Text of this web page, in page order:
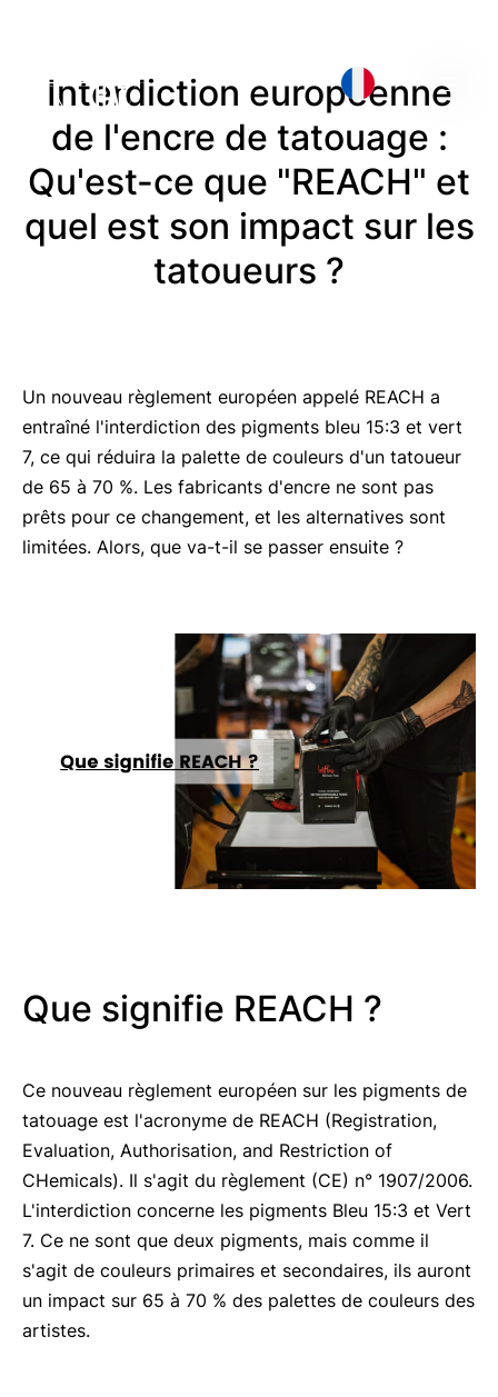
Interdiction européenne
de l'encre de tatouage :
Qu'est-ce que "REACH" et
quel est son impact sur les
tatoueurs ?
Un nouveau règlement européen appelé REACH a
entraîné l'interdiction des pigments bleu 15:3 et vert
7, ce qui réduira la palette de couleurs d'un tatoueur
de 65 à 70 %. Les fabricants d'encre ne sont pas
prêts pour ce changement, et les alternatives sont
limitées. Alors, que va-t-il se passer ensuite ?
Que signifie REACH ?
Ce nouveau règlement européen sur les pigments de
tatouage est l'acronyme de REACH (Registration,
Evaluation, Authorisation, and Restriction of
CHemicals). Il s'agit du règlement (CE) n° 1907/2006.
L'interdiction concerne les pigments Bleu 15:3 et Vert
7. Ce ne sont que deux pigments, mais comme il
s'agit de couleurs primaires et secondaires, ils auront
un impact sur 65 à 70 % des palettes de couleurs des
artistes.